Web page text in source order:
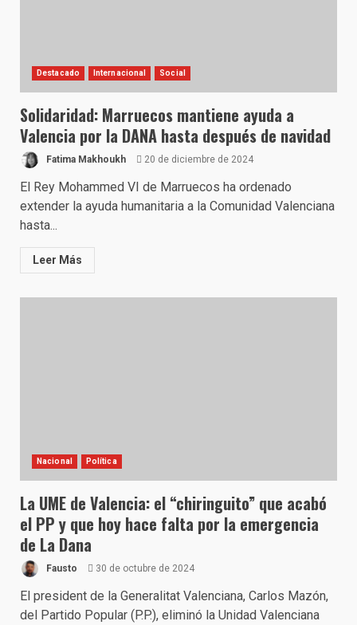
Destacado Internacional Social
Solidaridad: Marruecos mantiene ayuda a
Valencia por la DANA hasta después de navidad
Fatima Makhoukh 20 de diciembre de 2024
El Rey Mohammed VI de Marruecos ha ordenado
extender la ayuda humanitaria a la Comunidad Valenciana
hasta...
Leer Más
Nacional Política
La UME de Valencia: el “chiringuito” que acabó
el PP y que hoy hace falta por la emergencia
de La Dana
Fausto 30 de octubre de 2024
El president de la Generalitat Valenciana, Carlos Mazón,
del Partido Popular (P.P.), eliminó la Unidad Valenciana